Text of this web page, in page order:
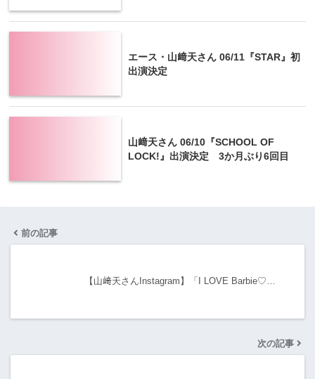
エース・山﨑天さん 06/11『STAR』初
出演決定
山﨑天さん 06/10『SCHOOL OF
LOCK!』出演決定 3か月ぶり6回目
前の記事
【山﨑天さんInstagram】「I LOVE Barbie♡…
次の記事